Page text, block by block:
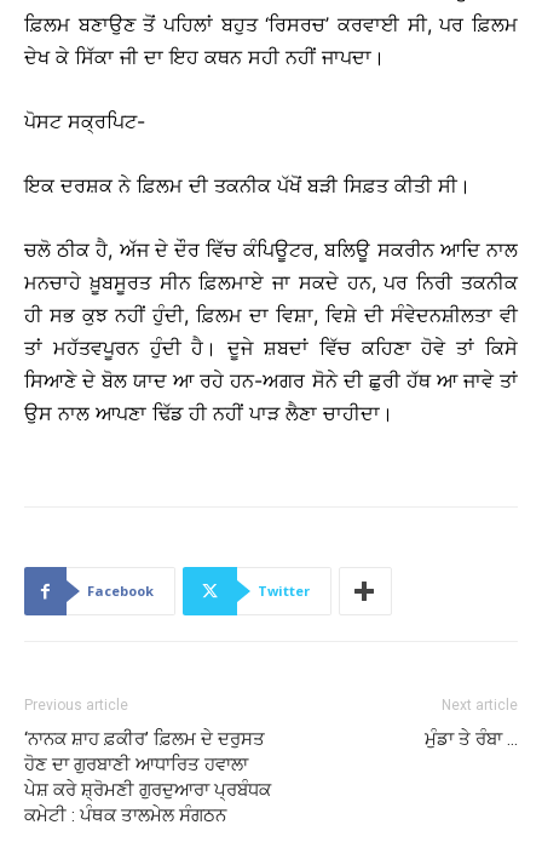
ਫ਼ਿਲਮ ਬਣਾਉਣ ਤੋਂ ਪਹਿਲਾਂ ਬਹੁਤ ‘ਰਿਸਰਚ’ ਕਰਵਾਈ ਸੀ, ਪਰ ਫ਼ਿਲਮ
ਦੇਖ ਕੇ ਸਿੱਕਾ ਜੀ ਦਾ ਇਹ ਕਥਨ ਸਹੀ ਨਹੀਂ ਜਾਪਦਾ।
ਪੋਸਟ ਸਕ੍ਰਪਿਟ-
ਇਕ ਦਰਸ਼ਕ ਨੇ ਫ਼ਿਲਮ ਦੀ ਤਕਨੀਕ ਪੱਖੋਂ ਬੜੀ ਸਿਫ਼ਤ ਕੀਤੀ ਸੀ।
ਚਲੋ ਠੀਕ ਹੈ, ਅੱਜ ਦੇ ਦੌਰ ਵਿੱਚ ਕੰਪਿਊਟਰ, ਬਲਿਊ ਸਕਰੀਨ ਆਦਿ ਨਾਲ
ਮਨਚਾਹੇ ਖ਼ੂਬਸੂਰਤ ਸੀਨ ਫ਼ਿਲਮਾਏ ਜਾ ਸਕਦੇ ਹਨ, ਪਰ ਨਿਰੀ ਤਕਨੀਕ
ਹੀ ਸਭ ਕੁਝ ਨਹੀਂ ਹੁੰਦੀ, ਫ਼ਿਲਮ ਦਾ ਵਿਸ਼ਾ, ਵਿਸ਼ੇ ਦੀ ਸੰਵੇਦਨਸ਼ੀਲਤਾ ਵੀ
ਤਾਂ ਮਹੱਤਵਪੂਰਨ ਹੁੰਦੀ ਹੈ। ਦੂਜੇ ਸ਼ਬਦਾਂ ਵਿੱਚ ਕਹਿਣਾ ਹੋਵੇ ਤਾਂ ਕਿਸੇ
ਸਿਆਣੇ ਦੇ ਬੋਲ ਯਾਦ ਆ ਰਹੇ ਹਨ-ਅਗਰ ਸੋਨੇ ਦੀ ਛੁਰੀ ਹੱਥ ਆ ਜਾਵੇ ਤਾਂ
ਉਸ ਨਾਲ ਆਪਣਾ ਢਿੱਡ ਹੀ ਨਹੀਂ ਪਾੜ ਲੈਣਾ ਚਾਹੀਦਾ।
Facebook Twitter
Previous article
‘ਨਾਨਕ ਸ਼ਾਹ ਫ਼ਕੀਰ’ ਫ਼ਿਲਮ ਦੇ ਦਰੁਸਤ
ਹੋਣ ਦਾ ਗੁਰਬਾਣੀ ਆਧਾਰਿਤ ਹਵਾਲਾ
ਪੇਸ਼ ਕਰੇ ਸ਼੍ਰੋਮਣੀ ਗੁਰਦੁਆਰਾ ਪ੍ਰਬੰਧਕ
ਕਮੇਟੀ : ਪੰਥਕ ਤਾਲਮੇਲ ਸੰਗਠਨ
Next article
ਮੁੰਡਾ ਤੇ ਰੰਬਾ …